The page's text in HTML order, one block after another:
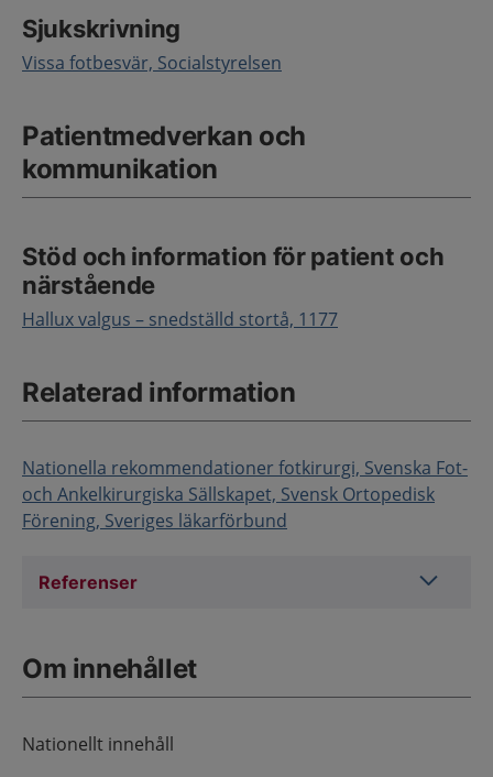
Sjukskrivning
Vissa fotbesvär, Socialstyrelsen
Patientmedverkan och
kommunikation
Stöd och information för patient och
närstående
Hallux valgus – snedställd stortå, 1177
Relaterad information
Nationella rekommendationer fotkirurgi, Svenska Fot-
och Ankelkirurgiska Sällskapet, Svensk Ortopedisk
Förening, Sveriges läkarförbund
Referenser
Om innehållet
Nationellt innehåll